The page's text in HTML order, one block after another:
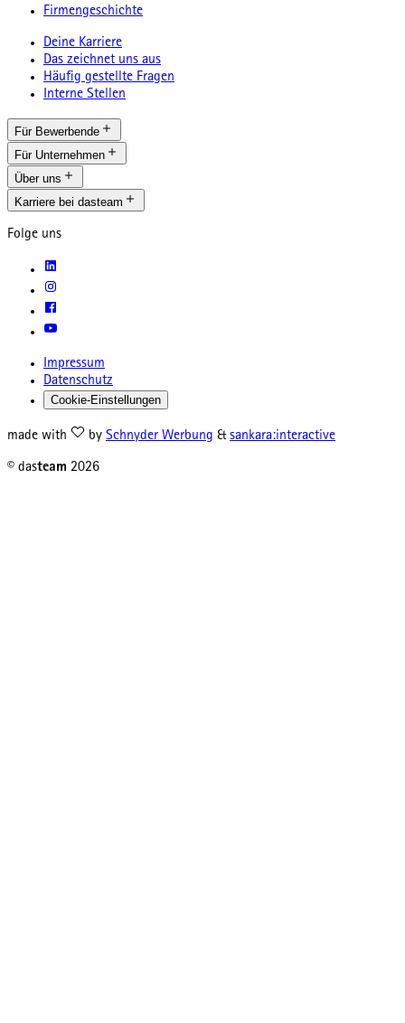
Firmengeschichte
Deine Karriere
Das zeichnet uns aus
Häufig gestellte Fragen
Interne Stellen
Für Bewerbende
Für Unternehmen
Über uns
Karriere bei dasteam
Folge uns
Impressum
Datenschutz
Cookie-Einstellungen
made with by Schnyder Werbung & sankara:interactive
© dasteam 2026